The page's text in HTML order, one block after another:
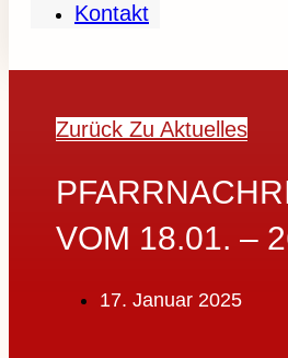
Kontakt
Zurück Zu Aktuelles
VOM 18.01. –
17. Januar 2025